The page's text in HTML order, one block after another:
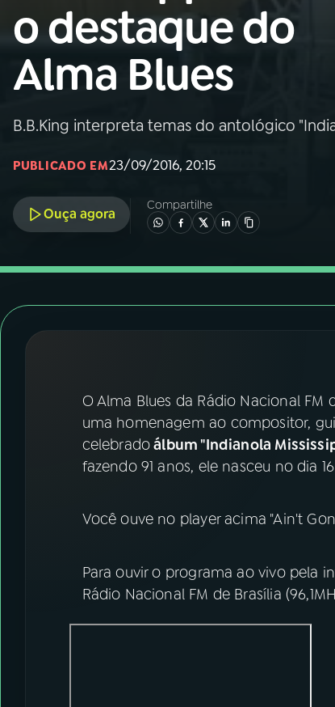
01INÍCIO
02A RÁDIO
03PROGRAMAÇÃO
05PODCASTS
FESTIVAL DE MÚSICA
ACOMPANHE A RÁDIO NACIONAL
Instagram X
o destaque do
Alma Blues
B.B.King interpreta temas do antológico
PUBLICADO EM23/09/2016, 20:15
Ouça agora
Compartilhe
O Alma Blues da Rádio Nacional FM
uma homenagem ao compositor,
celebradoálbum "Indianola
fazendo 91 anos, ele nasceu no dia
Você ouve no player acima "Ain't
Para ouvir o programa ao vivo pela
Rádio Nacional FM de Brasília